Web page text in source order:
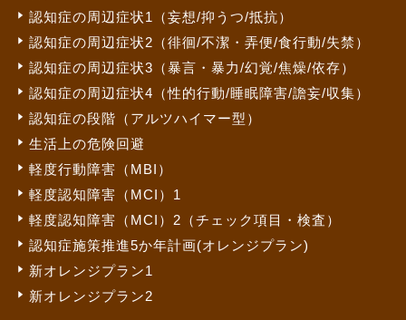
認知症の周辺症状1（妄想/抑うつ/抵抗）
認知症の周辺症状2（徘徊/不潔・弄便/食行動/失禁）
認知症の周辺症状3（暴言・暴力/幻覚/焦燥/依存）
認知症の周辺症状4（性的行動/睡眠障害/譫妄/収集）
認知症の段階（アルツハイマー型）
生活上の危険回避
軽度行動障害（MBI）
軽度認知障害（MCI）1
軽度認知障害（MCI）2（チェック項目・検査）
認知症施策推進5か年計画(オレンジプラン)
新オレンジプラン1
新オレンジプラン2